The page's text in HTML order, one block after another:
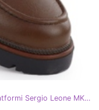
Lords Leafer Loafers na ženskoj smeđoj platformi Sergio Leone MK25166-S